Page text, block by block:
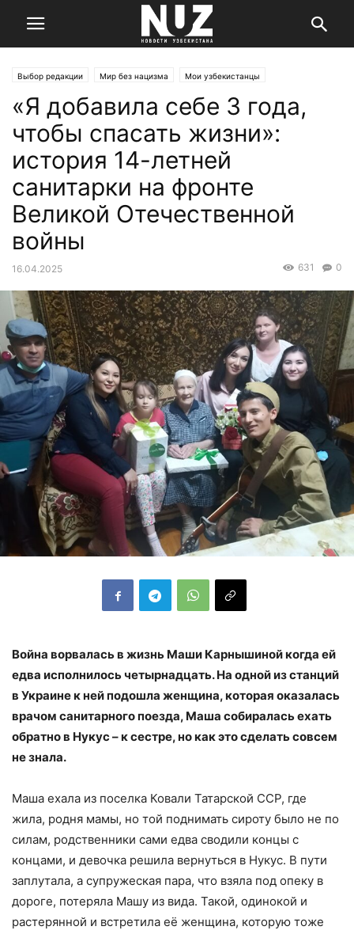
Выбор редакции Мир без нацизма Мои узбекистанцы
«Я добавила себе 3 года,
чтобы спасать жизни»:
история 14-летней
санитарки на фронте
Великой Отечественной
войны
16.04.2025 0
631
Война ворвалась в жизнь Маши Карнышиной когда ей
едва исполнилось четырнадцать. На одной из станций
в Украине к ней подошла женщина, которая оказалась
врачом санитарного поезда, Маша собиралась ехать
обратно в Нукус – к сестре, но как это сделать совсем
не знала.
Маша ехала из поселка Ковали Татарской ССР, где
жила, родня мамы, но той поднимать сироту было не по
силам, родственники сами едва сводили концы с
концами, и девочка решила вернуться в Нукус. В пути
заплутала, а супружеская пара, что взяла под опеку в
дороге, потеряла Машу из вида. Такой, одинокой и
растерянной и встретила её женщина, которую тоже